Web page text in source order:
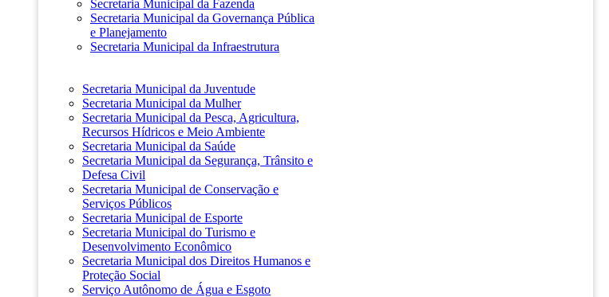
Secretaria Municipal da Fazenda
Secretaria Municipal da Governança Pública
e Planejamento
Secretaria Municipal da Infraestrutura
Secretaria Municipal da Juventude
Secretaria Municipal da Mulher
Secretaria Municipal da Pesca, Agricultura,
Recursos Hídricos e Meio Ambiente
Secretaria Municipal da Saúde
Secretaria Municipal da Segurança, Trânsito e
Defesa Civil
Secretaria Municipal de Conservação e
Serviços Públicos
Secretaria Municipal de Esporte
Secretaria Municipal do Turismo e
Desenvolvimento Econômico
Secretaria Municipal dos Direitos Humanos e
Proteção Social
Serviço Autônomo de Água e Esgoto